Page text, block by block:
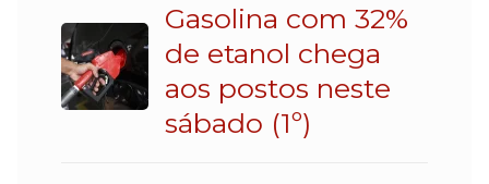
Gasolina com 32%
de etanol chega
aos postos neste
sábado (1º)